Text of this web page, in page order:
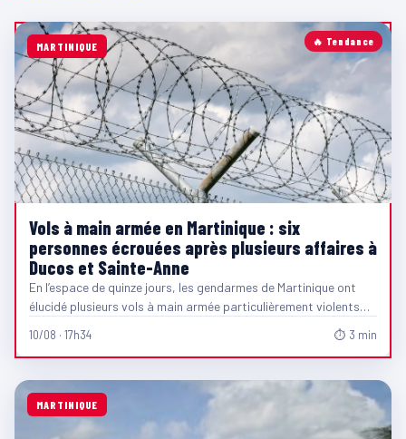
🔥 Tendance
MARTINIQUE
Vols à main armée en Martinique : six
personnes écrouées après plusieurs affaires à
Ducos et Sainte-Anne
En l’espace de quinze jours, les gendarmes de Martinique ont
élucidé plusieurs vols à main armée particulièrement violents…
10/08 · 17h34 ⏱ 3 min
MARTINIQUE